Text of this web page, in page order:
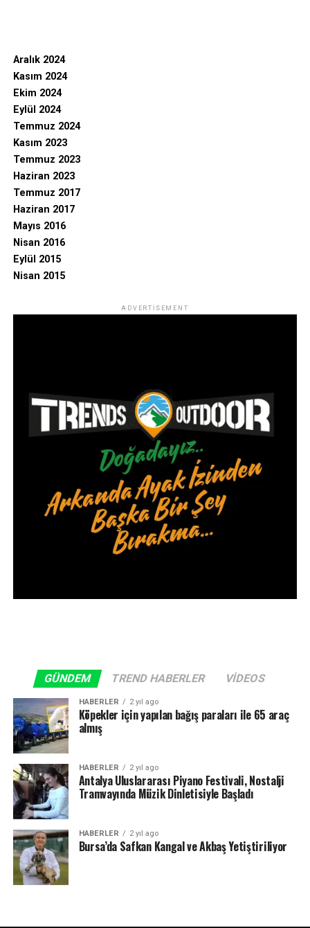
Aralık 2024
Kasım 2024
Ekim 2024
Eylül 2024
Temmuz 2024
Kasım 2023
Temmuz 2023
Haziran 2023
Temmuz 2017
Haziran 2017
Mayıs 2016
Nisan 2016
Eylül 2015
Nisan 2015
ADVERTISEMENT
GÜNDEM TREND HABERLER VIDEOS
HABERLER 2 yıl ago
Köpekler için yapılan bağış paraları ile 65 araç
almış
HABERLER 2 yıl ago
Antalya Uluslararası Piyano Festivali, Nostalji
Tramvayında Müzik Dinletisiyle Başladı
HABERLER 2 yıl ago
Bursa’da Safkan Kangal ve Akbaş Yetiştiriliyor